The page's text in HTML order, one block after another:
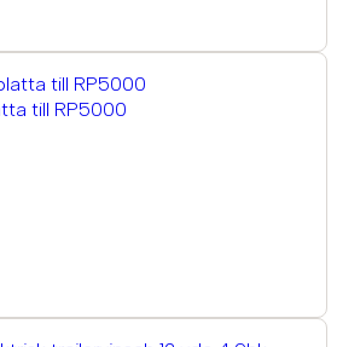
till RP5000